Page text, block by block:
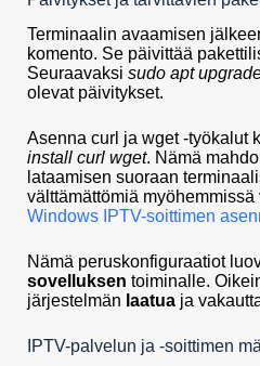
Terminaalin avaamisen
komento. Se päivittää
Seuraavaksi sudo apt
olevat päivitykset.
Asenna curl ja wget -työkalut
install curl wget. Nämä
lataamisen suoraan
välttämättömiä
Windows IPTV-soittimen
Nämä peruskonfiguraatiot
sovelluksen toiminalle.
järjestelmän laatua ja
IPTV-palvelun ja -soittimen